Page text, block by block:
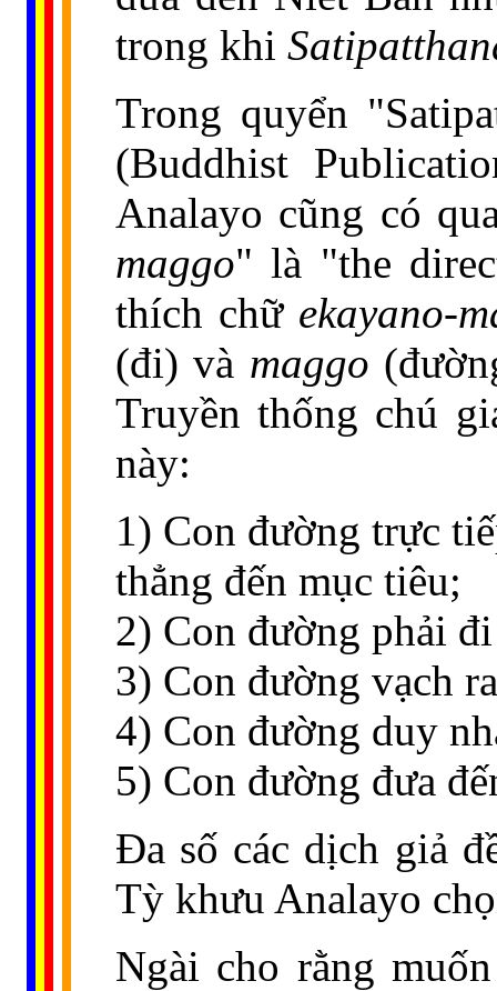
trong khi
Trong quyển
(Buddhist
Analayo cũng có
maggo" là "the
thích chữ ekayano-
(đi) và maggo
Truyền thống chú
này:
1) Con đường trực
thẳng đến mục tiêu;
2) Con đường phải
3) Con đường vạch
4) Con đường duy
5) Con đường đưa
Đa số các dịch giả
Tỳ khưu Analayo
Ngài cho rằng